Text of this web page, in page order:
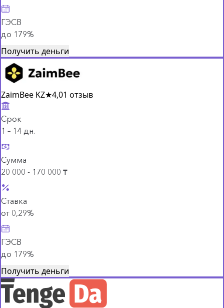
ГЭСВ
до 179%
Получить деньги
ZaimBee KZ★4,01 отзыв
Срок
1 – 14 дн.
Сумма
20 000 - 170 000 ₸
Ставка
от 0,29%
ГЭСВ
до 179%
Получить деньги